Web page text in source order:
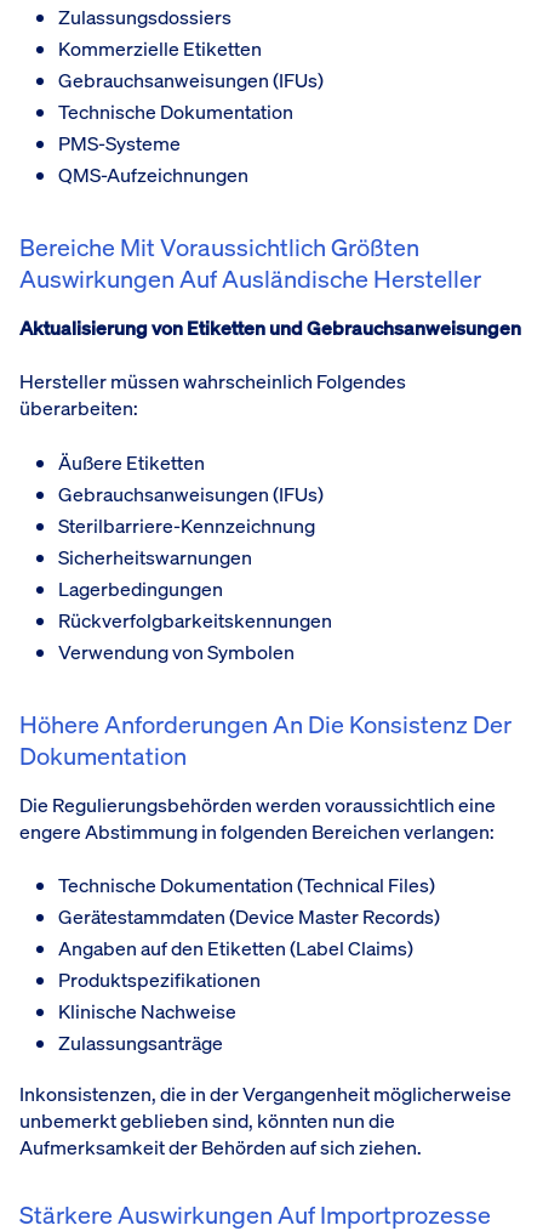
Zulassungsdossiers
Kommerzielle Etiketten
Gebrauchsanweisungen (IFUs)
Technische Dokumentation
PMS-Systeme
QMS-Aufzeichnungen
Bereiche Mit Voraussichtlich Größten
Auswirkungen Auf Ausländische Hersteller
Aktualisierung von Etiketten und Gebrauchsanweisungen
Hersteller müssen wahrscheinlich Folgendes
überarbeiten:
Äußere Etiketten
Gebrauchsanweisungen (IFUs)
Sterilbarriere-Kennzeichnung
Sicherheitswarnungen
Lagerbedingungen
Rückverfolgbarkeitskennungen
Verwendung von Symbolen
Höhere Anforderungen An Die Konsistenz Der
Dokumentation
Die Regulierungsbehörden werden voraussichtlich eine
engere Abstimmung in folgenden Bereichen verlangen:
Technische Dokumentation (Technical Files)
Gerätestammdaten (Device Master Records)
Angaben auf den Etiketten (Label Claims)
Produktspezifikationen
Klinische Nachweise
Zulassungsanträge
Inkonsistenzen, die in der Vergangenheit möglicherweise
unbemerkt geblieben sind, könnten nun die
Aufmerksamkeit der Behörden auf sich ziehen.
Stärkere Auswirkungen Auf Importprozesse